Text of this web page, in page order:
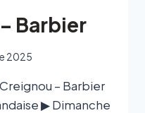
Barbier
2025
– Barbier
▶ Dimanche